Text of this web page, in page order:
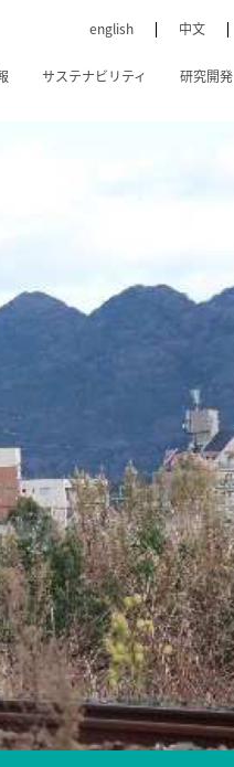
english 中文
サステナビリティ 研究開発